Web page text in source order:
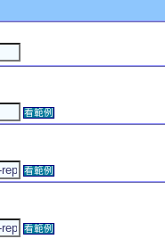
看範例
看範例
看範例